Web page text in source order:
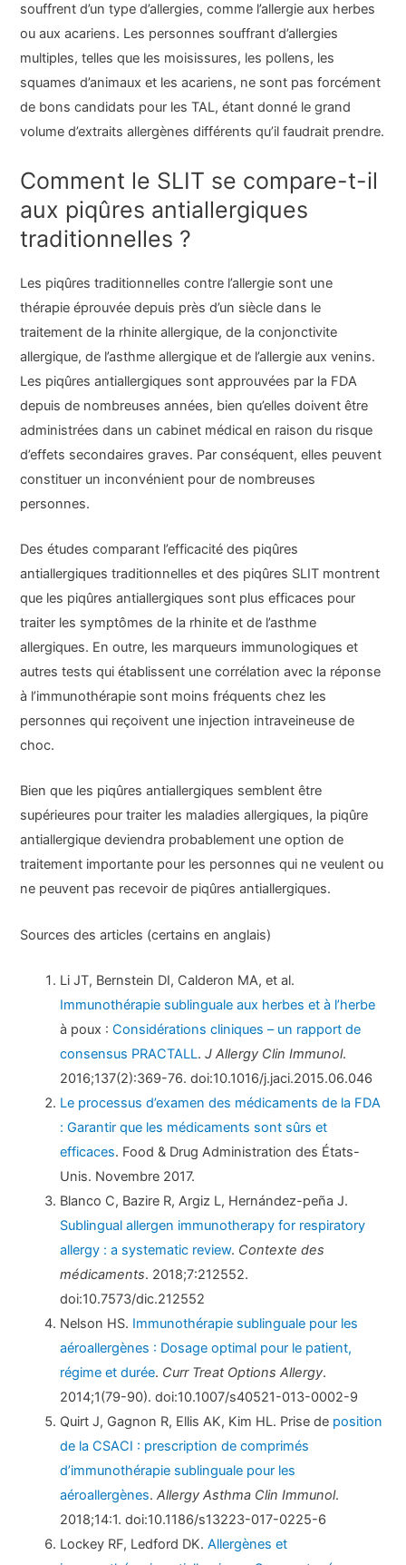
souffrent d’un type d’allergies, comme l’allergie aux herbes
ou aux acariens. Les personnes souffrant d’allergies
multiples, telles que les moisissures, les pollens, les
squames d’animaux et les acariens, ne sont pas forcément
de bons candidats pour les TAL, étant donné le grand
volume d’extraits allergènes différents qu’il faudrait prendre.
Comment le SLIT se compare-t-il
aux piqûres antiallergiques
traditionnelles ?
Les piqûres traditionnelles contre l’allergie sont une
thérapie éprouvée depuis près d’un siècle dans le
traitement de la rhinite allergique, de la conjonctivite
allergique, de l’asthme allergique et de l’allergie aux venins.
Les piqûres antiallergiques sont approuvées par la FDA
depuis de nombreuses années, bien qu’elles doivent être
administrées dans un cabinet médical en raison du risque
d’effets secondaires graves. Par conséquent, elles peuvent
constituer un inconvénient pour de nombreuses
personnes.
Des études comparant l’efficacité des piqûres
antiallergiques traditionnelles et des piqûres SLIT montrent
que les piqûres antiallergiques sont plus efficaces pour
traiter les symptômes de la rhinite et de l’asthme
allergiques. En outre, les marqueurs immunologiques et
autres tests qui établissent une corrélation avec la réponse
à l’immunothérapie sont moins fréquents chez les
personnes qui reçoivent une injection intraveineuse de
choc.
Bien que les piqûres antiallergiques semblent être
supérieures pour traiter les maladies allergiques, la piqûre
antiallergique deviendra probablement une option de
traitement importante pour les personnes qui ne veulent ou
ne peuvent pas recevoir de piqûres antiallergiques.
Sources des articles (certains en anglais)
Li JT, Bernstein DI, Calderon MA, et al.
Immunothérapie sublinguale aux herbes et à l’herbe
à poux :Considérations cliniques – un rapport de
consensus PRACTALL.J Allergy Clin Immunol.
2016;137(2):369-76. doi:10.1016/j.jaci.2015.06.046
Le processus d’examen des médicaments de la FDA
: Garantir que les médicaments sont sûrs et
efficaces. Food & Drug Administration des États-
Unis. Novembre 2017.
Blanco C, Bazire R, Argiz L, Hernández-peña J.
Sublingual allergen immunotherapy for respiratory
allergy : a systematic review. Contexte des
médicaments. 2018;7:212552.
doi:10.7573/dic.212552
Nelson HS. Immunothérapie sublinguale pour les
aéroallergènes : Dosage optimal pour le patient,
régime et durée. Curr Treat Options Allergy.
2014;1(79-90). doi:10.1007/s40521-013-0002-9
Quirt J, Gagnon R, Ellis AK, Kim HL. Prise de position
de la CSACI : prescription de comprimés
d’immunothérapie sublinguale pour les
aéroallergènes.Allergy Asthma Clin Immunol.
2018;14:1. doi:10.1186/s13223-017-0225-6
Lockey RF, Ledford DK.Allergènes et